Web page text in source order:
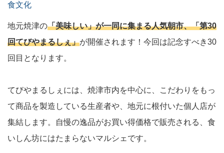
食文化
地元焼津の「美味しい」が一同に集まる人気朝市、「第30
回てびやまるしぇ」が開催されます！今回は記念すべき30
回目となります。
てびやまるしぇには、焼津市内を中心に、こだわりをもっ
て商品を製造している生産者や、地元に根付いた個人店が
集結します。自慢の逸品がお買い得価格で販売される、食
いしん坊にはたまらないマルシェです。